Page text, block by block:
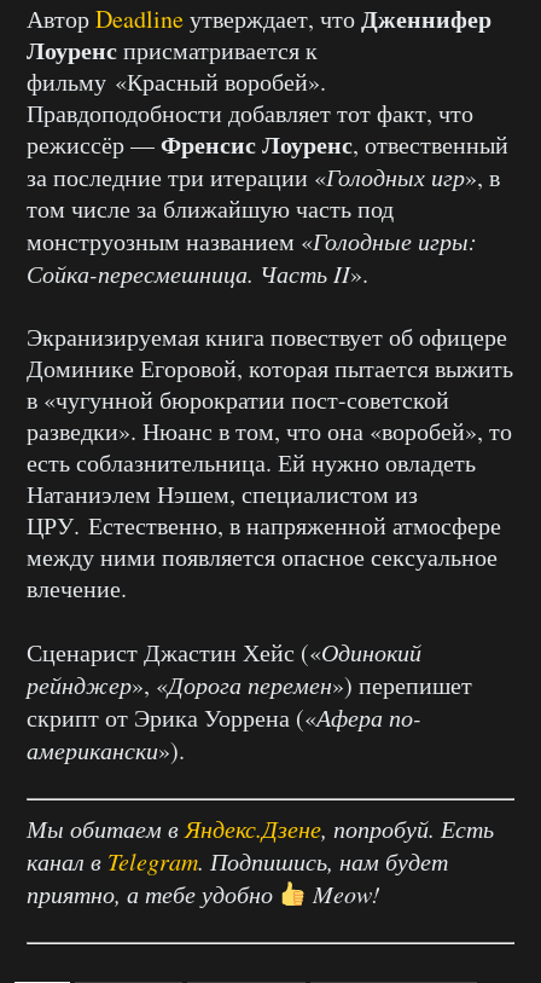
АвторDeadlineутверждает, чтоДженнифер
Лоуренсприсматривается к
фильму «Красный воробей».
Правдоподобности добавляет тот факт, что
режиссёр —Френсис Лоуренс, отвественный
за последние три итерации «Голодных игр», в
том числе за ближайшую часть под
монструозным названием «Голодные игры:
Сойка-пересмешница. Часть II».
Экранизируемая книга повествует об офицере
Доминике Егоровой, которая пытается выжить
в «чугунной бюрократии пост-советской
разведки». Нюанс в том, что она «воробей», то
есть соблазнительница. Ей нужно овладеть
Натаниэлем Нэшем, специалистом из
ЦРУ. Естественно, в напряженной атмосфере
между ними появляется опасное сексуальное
влечение.
Сценарист Джастин Хейс («Одинокий
рейнджер», «Дорога перемен») перепишет
скрипт от Эрика Уоррена («Афера по-
американски»).
Мы обитаем вЯндекс.Дзене, попробуй. Есть
канал в Telegram. Подпишись, нам будет
приятно, а тебе удобно
Meow!